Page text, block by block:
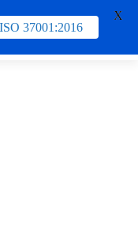
Schedule
ISO 37001:2016
X